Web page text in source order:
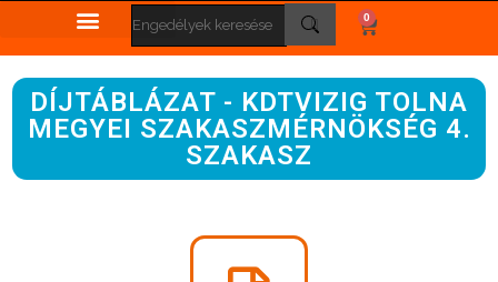
0
DÍJTÁBLÁZAT - KDTVIZIG TOLNA
MEGYEI SZAKASZMÉRNÖKSÉG 4.
SZAKASZ